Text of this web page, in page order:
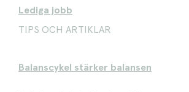
Lediga jobb
TIPS OCH ARTIKLAR
Balanscykel stärker balansen